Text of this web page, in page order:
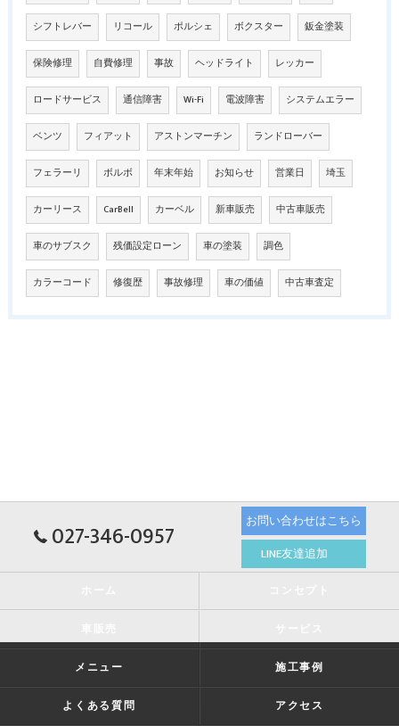
シフトレバー リコール ポルシェ ボクスター 鈑金塗装
保険修理 自費修理 事故 ヘッドライト レッカー
ロードサービス 通信障害 Wi-Fi 電波障害 システムエラー
ベンツ フィアット アストンマーチン ランドローバー
フェラーリ ボルボ 年末年始 お知らせ 営業日 埼玉
カーリース CarBell カーベル 新車販売 中古車販売
車のサブスク 残価設定ローン 車の塗装 調色
カラーコード 修復歴 事故修理 車の価値 中古車査定
027-346-0957
お問い合わせはこちら
LINE友達追加
メニュー 施工事例
よくある質問 アクセス